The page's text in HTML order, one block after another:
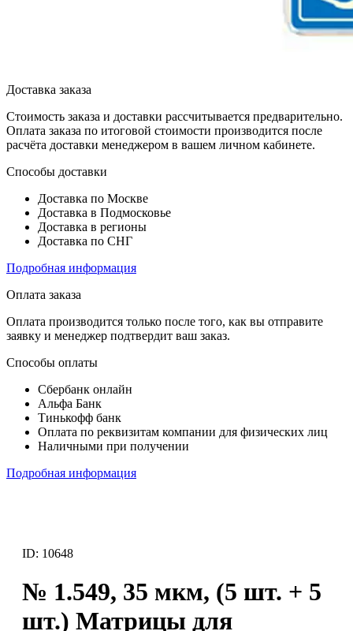
Доставка заказа
Стоимость заказа и доставки рассчитывается предварительно.
Оплата заказа по итоговой стоимости производится после
расчёта доставки менеджером в вашем личном кабинете.
Способы доставки
Доставка по Москве
Доставка в Подмосковье
Доставка в регионы
Доставка по СНГ
Подробная информация
Оплата заказа
Оплата производится только после того, как вы отправите
заявку и менеджер подтвердит ваш заказ.
Способы оплаты
Сбербанк онлайн
Альфа Банк
Тинькофф банк
Оплата по реквизитам компании для физических лиц
Наличными при получении
Подробная информация
ID: 10648
№ 1.549, 35 мкм, (5 шт. + 5
шт.) Матрицы для